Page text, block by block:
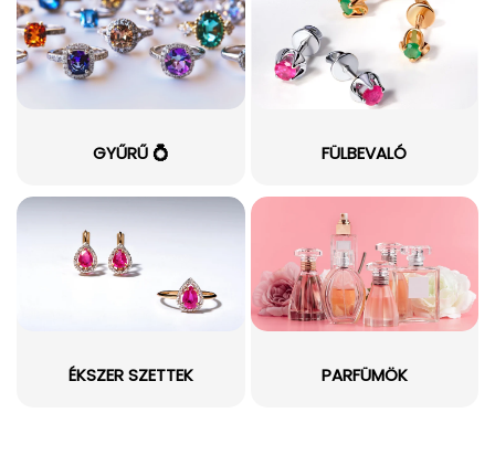
GYŰRŰ 💍 FÜLBEVALÓ
ÉKSZER SZETTEK PARFÜMÖK